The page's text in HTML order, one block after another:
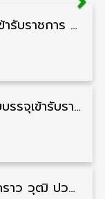
กรมสรรพากร รับสมัครสอบบรรจุเข้ารับราชการ วุฒิ ปวส./ป.ตรี 1,808 อัตรา รับสมัคร 20 สิงหาคม – 18 กันยายน
กรมการขนส่งทางบก รับสมัครสอบบรรจุเข้ารับราชการ วุฒิ ปวส. 24 อัตรา รับสมัคร 18 สิงหาคม – 7 กันยายน
กรมสรรพากร รับสมัครลูกจ้างชั่วคราว วุฒิ ปวช./ป.ตรี 138 อัตรา รับสมัคร 17 – 31 สิงหาคม